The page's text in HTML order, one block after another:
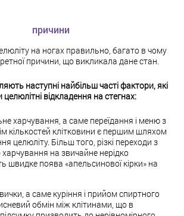
причини
на ногах правильно, багато в чому
причини, що викликала дане стан.
наступні найбільш часті фактори, які
відкладення на стегнах:
харчування, а саме переїдання і меню з
кількостей клітковини є першим шляхом
целюліту. Більш того, різкі переходи з
харчування на звичайне нерідко
швидке поява «апельсинової кірки» на
а саме куріння і прийом спиртного
обмін між клітинами, що в